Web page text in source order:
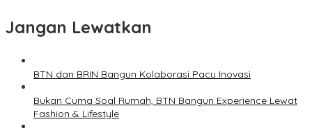
Jangan Lewatkan
BTN dan BRIN Bangun Kolaborasi Pacu Inovasi
Bukan Cuma Soal Rumah, BTN Bangun Experience Lewat
Fashion & Lifestyle